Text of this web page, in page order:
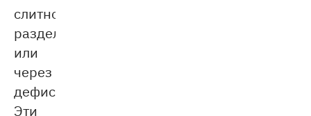
слитно,
раздельно
или
через
дефис.
Эти